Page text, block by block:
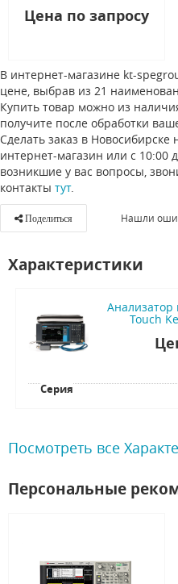
Цена по запросу
В интернет-магазине kt-
цене, выбрав из 21
Купить товар можно из
получите после обработки
Сделать заказ в
интернет-магазин или с
возникшие у вас вопросы,
контакты тут.
Поделиться Нашли
Характеристики
Touch
Серия
Посмотреть все
Персональные